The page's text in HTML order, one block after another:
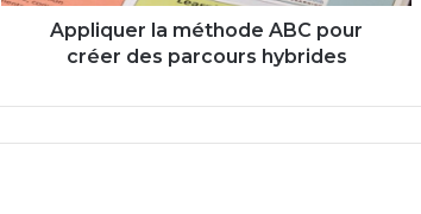
Appliquer la méthode ABC pour
créer des parcours hybrides